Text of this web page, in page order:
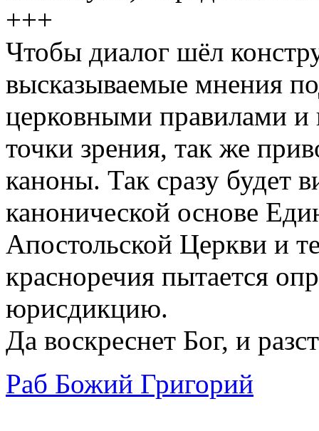
+++
Чтобы диалог шёл
высказываемые мнения
церковными правилами и
точки зрения, так же
каноны. Так сразу будет
канонической основе
Апостольской Церкви и
красноречия пытается
юрисдикцию.
Да воскреснет Бог, и
Раб Божий Григорий